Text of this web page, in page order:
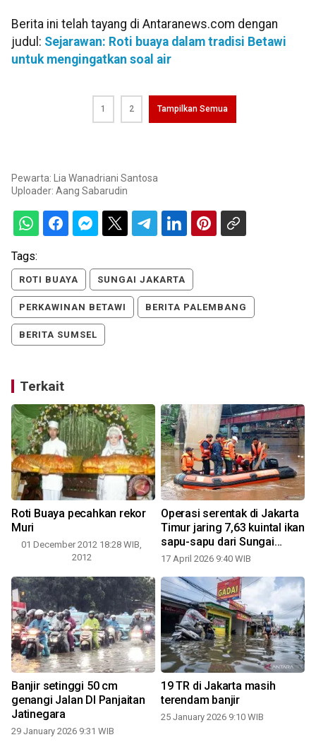
Berita ini telah tayang di Antaranews.com dengan
judul: Sejarawan: Roti buaya dalam tradisi Betawi
untuk mengingatkan soal air
1 2 Tampilkan Semua
Pewarta: Lia Wanadriani Santosa
Uploader: Aang Sabarudin
Tags:
ROTI BUAYA SUNGAI JAKARTA
PERKAWINAN BETAWI BERITA PALEMBANG
BERITA SUMSEL
Terkait
Roti Buaya pecahkan rekor
Muri
01 December 2012 18:28 WIB,
2012
Operasi serentak di Jakarta
Timur jaring 7,63 kuintal ikan
sapu-sapu dari Sungai
Ciliwung
17 April 2026 9:40 WIB
Banjir setinggi 50 cm
genangi Jalan DI Panjaitan
Jatinegara
29 January 2026 9:31 WIB
19 TR di Jakarta masih
terendam banjir
25 January 2026 9:10 WIB